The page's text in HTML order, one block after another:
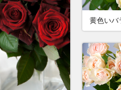
黄色いバ